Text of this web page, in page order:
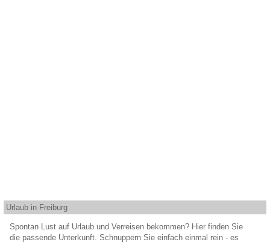
Urlaub in Freiburg
Spontan Lust auf Urlaub und Verreisen bekommen? Hier finden Sie
die passende Unterkunft. Schnuppern Sie einfach einmal rein - es